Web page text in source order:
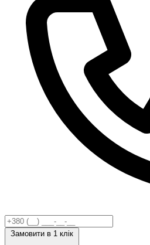
Замовити в 1 клік